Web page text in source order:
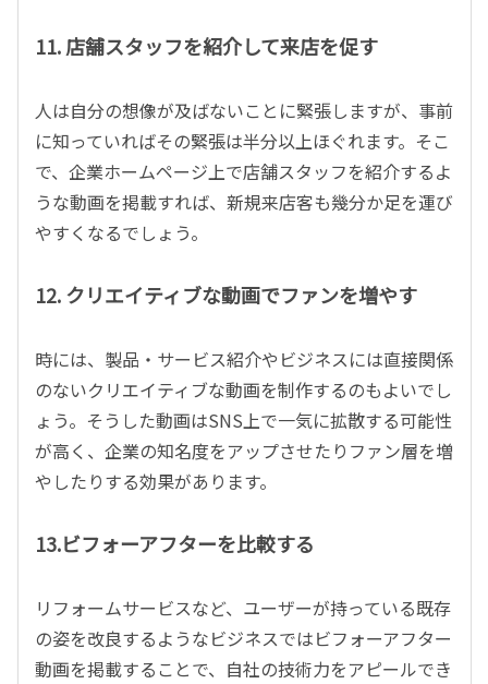
11. 店舗スタッフを紹介して来店を促す
人は自分の想像が及ばないことに緊張しますが、事前
に知っていればその緊張は半分以上ほぐれます。そこ
で、企業ホームページ上で店舗スタッフを紹介するよ
うな動画を掲載すれば、新規来店客も幾分か足を運び
やすくなるでしょう。
12. クリエイティブな動画でファンを増やす
時には、製品・サービス紹介やビジネスには直接関係
のないクリエイティブな動画を制作するのもよいでし
ょう。そうした動画はSNS上で一気に拡散する可能性
が高く、企業の知名度をアップさせたりファン層を増
やしたりする効果があります。
13.ビフォーアフターを比較する
リフォームサービスなど、ユーザーが持っている既存
の姿を改良するようなビジネスではビフォーアフター
動画を掲載することで、自社の技術力をアピールでき